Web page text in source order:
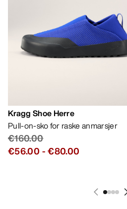
Kragg Shoe Herre
Pull-on-sko for raske anmarsjer
€160.00
€56.00 -€80.00